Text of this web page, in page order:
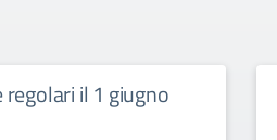
il 1 giugno